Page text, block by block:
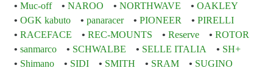
Muc-off
NAROO NORTHWAVE
OAKLEY
OGK kabuto
panaracer PIONEER
PIRELLI
RACEFACE
REC-MOUNTS Reserve
ROTOR
sanmarco
SCHWALBE SELLE ITALIA
SH+
Shimano
SIDI SMITH SRAM
SUGINO